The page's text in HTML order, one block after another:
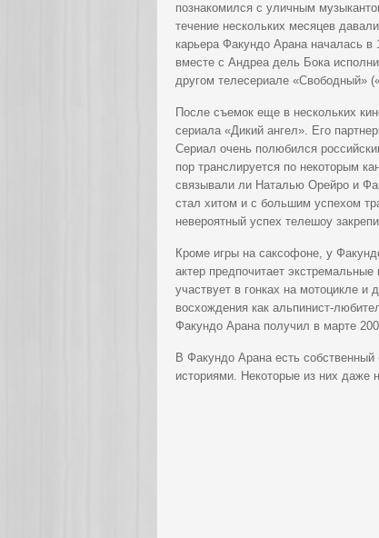
познакомился с уличным
течение нескольких месяцев
карьера Факундо Арана началась
вместе с Андреа дель Бока
другом телесериале «Свободный»
После съемок еще в нескольких
сериала «Дикий ангел». Его
Сериал очень полюбился
пор транслируется по некоторым
связывали ли Наталью Орейро и
стал хитом и с большим успехом
невероятный успех телешоу
Кроме игры на саксофоне, у
актер предпочитает
участвует в гонках на мотоцикле
восхождения как альпинист-
Факундо Арана получил в марте
В Факундо Арана есть
историями. Некоторые из них даже